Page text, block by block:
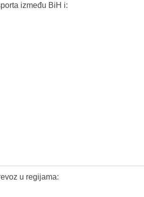
između BiH i:
u regijama: